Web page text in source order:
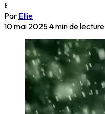
E
Par Ellie
10 mai 20254 min de lecture